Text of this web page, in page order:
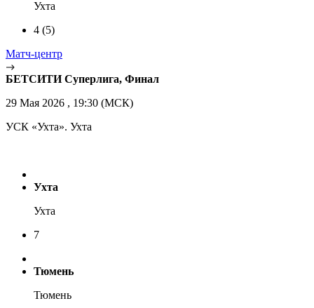
Ухта
4 (5)
Матч-центр
БЕТСИТИ Суперлига, Финал
29 Мая 2026 , 19:30 (МСК)
УСК «Ухта». Ухта
Ухта
Ухта
7
Тюмень
Тюмень